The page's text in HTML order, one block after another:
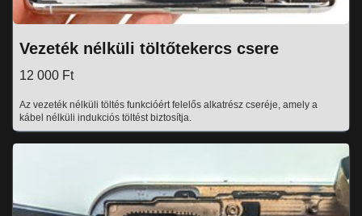
Vezeték nélküli töltőtekercs csere
12 000 Ft
Az vezeték nélküli töltés funkcióért felelős alkatrész cseréje, amely a
kábel nélküli indukciós töltést biztosítja.